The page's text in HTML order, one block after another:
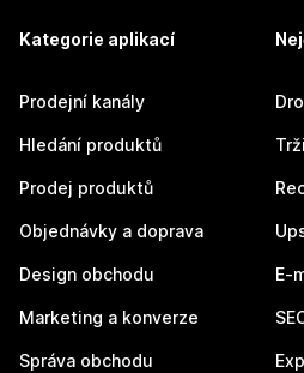
Kategorie aplikací
Prodejní kanály
Hledání produktů
Prodej produktů
Objednávky a doprava
Design obchodu
Marketing a konverze
Správa obchodu
E-